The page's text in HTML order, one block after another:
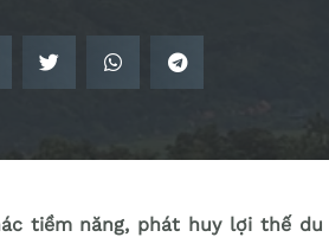
tiềm năng, phát huy lợi thế